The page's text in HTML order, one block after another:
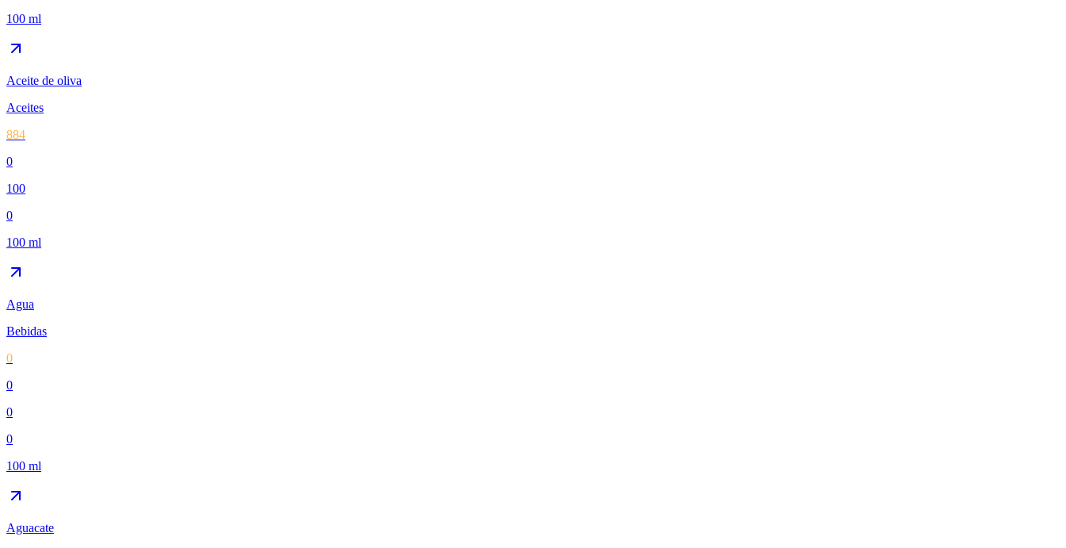
100 ml
Aceite de oliva
Aceites
884
0
100
0
100 ml
Agua
Bebidas
0
0
0
0
100 ml
Aguacate